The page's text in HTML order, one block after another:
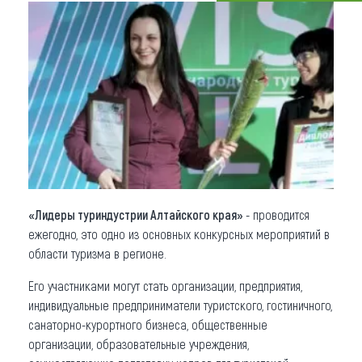
Что привезти (сувениры)
О регионе
Коллекция впечатлений
Другие рубрики
«Лидеры туриндустрии Алтайского края» - проводится
ежегодно, это одно из основных конкурсных мероприятий в
области туризма в регионе.
Его участниками могут стать организации, предприятия,
индивидуальные предприниматели туристского, гостиничного,
санаторно-курортного бизнеса, общественные
организации, образовательные учреждения,